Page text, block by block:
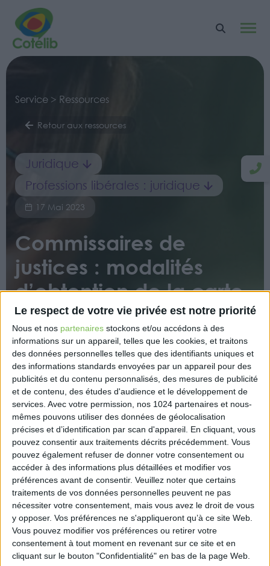
Le respect de votre vie privée est notre priorité
Nous et nos partenaires stockons et/ou accédons à des
informations sur un appareil, telles que les cookies, et traitons
des données personnelles telles que des identifiants uniques et
des informations standards envoyées par un appareil pour des
publicités et du contenu personnalisés, des mesures de publicité
et de contenu, des études d'audience et le développement de
services. Avec votre permission, nos 1024 partenaires et nous-
mêmes pouvons utiliser des données de géolocalisation
précises et d’identification par scan d'appareil. En cliquant, vous
pouvez consentir aux traitements décrits précédemment. Vous
pouvez également refuser de donner votre consentement ou
accéder à des informations plus détaillées et modifier vos
préférences avant de consentir. Veuillez noter que certains
traitements de vos données personnelles peuvent ne pas
nécessiter votre consentement, mais vous avez le droit de vous
y opposer. Vos préférences ne s'appliqueront qu’à ce site Web.
Vous pouvez modifier vos préférences ou retirer votre
consentement à tout moment en revenant sur ce site et en
cliquant sur le bouton "Confidentialité" en bas de la page Web.
Service > Ressources
Retour aux ressources
Juridique
Professions libérales : juridique
17 Mai 2023
Commissaires de
justices : modalités
d’obtention de la carte
professionnelle
Un arrêté publié récemment vient préciser les
modalités pour obtenir la carte professionnelle de
commissaire de justice.
https://www.eurex.fr/k4_20212295/
Découvrir Cotélib